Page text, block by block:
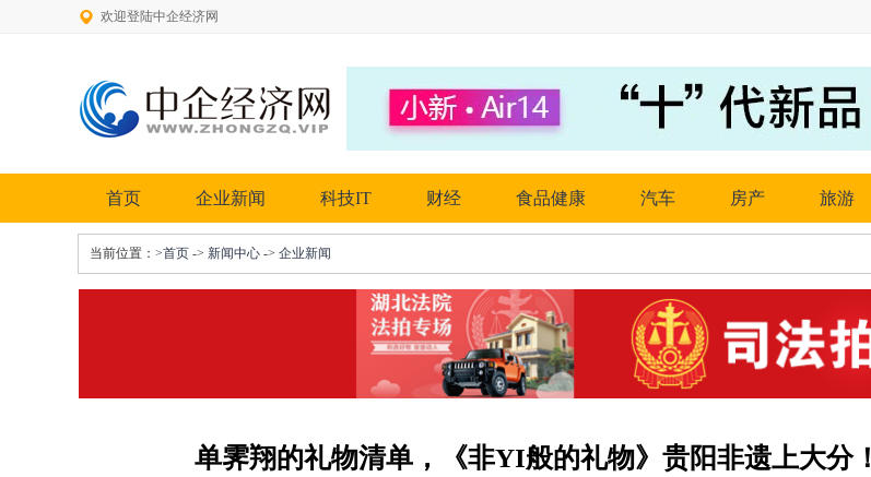
欢迎登陆中企经济网
首页 企业新闻 科技IT 财经 食品健康 汽车 房产 旅游
当前位置： >首页 -> 新闻中心 -> 企业新闻
单霁翔的礼物清单，《非YI般的礼物》贵阳非遗上大分！